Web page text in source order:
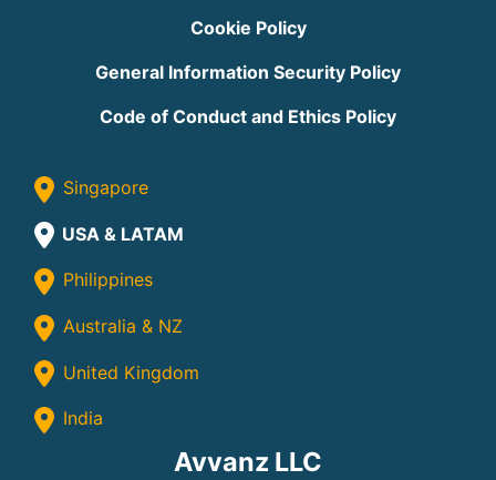
Cookie Policy
General Information Security Policy
Code of Conduct and Ethics Policy
Singapore
USA & LATAM
Philippines
Australia & NZ
United Kingdom
India
Avvanz LLC